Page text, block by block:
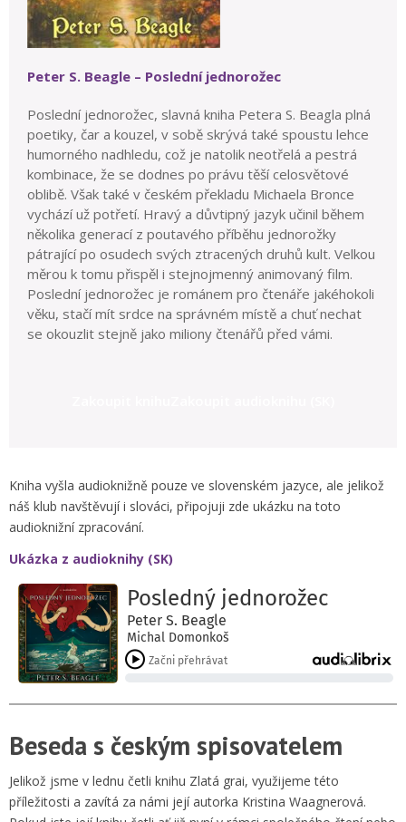
Peter S. Beagle – Poslední jednorožec
Poslední jednorožec, slavná kniha Petera S. Beagla plná
poetiky, čar a kouzel, v sobě skrývá také spoustu lehce
humorného nadhledu, což je natolik neotřelá a pestrá
kombinace, že se dodnes po právu těší celosvětové
oblibě. Však také v českém překladu Michaela Bronce
vychází už potřetí. Hravý a důvtipný jazyk učinil během
několika generací z poutavého příběhu jednorožky
pátrající po osudech svých ztracených druhů kult. Velkou
měrou k tomu přispěl i stejnojmenný animovaný film.
Poslední jednorožec je románem pro čtenáře jakéhokoli
věku, stačí mít srdce na správném místě a chuť nechat
se okouzlit stejně jako miliony čtenářů před vámi.
Kniha vyšla audioknižně pouze ve slovenském jazyce, ale jelikož
náš klub navštěvují i slováci, připojuji zde ukázku na toto
audioknižní zpracování.
Ukázka z audioknihy (SK)
Beseda s českým spisovatelem
Jelikož jsme v lednu četli knihu Zlatá grai, využijeme této
příležitosti a zavítá za námi její autorka Kristina Waagnerová.